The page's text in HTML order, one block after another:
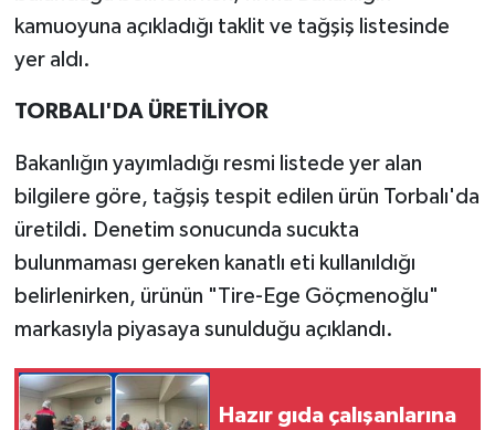
kamuoyuna açıkladığı taklit ve tağşiş listesinde
yer aldı.
TORBALI'DA ÜRETİLİYOR
Bakanlığın yayımladığı resmi listede yer alan
bilgilere göre, tağşiş tespit edilen ürün Torbalı'da
üretildi. Denetim sonucunda sucukta
bulunmaması gereken kanatlı eti kullanıldığı
belirlenirken, ürünün "Tire-Ege Göçmenoğlu"
markasıyla piyasaya sunulduğu açıklandı.
Hazır gıda çalışanlarına